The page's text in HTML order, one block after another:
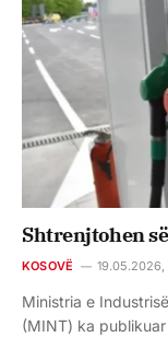
Shtrenjtohen
KOSOVË 19.05.2026,
Ministria e
(MINT) ka